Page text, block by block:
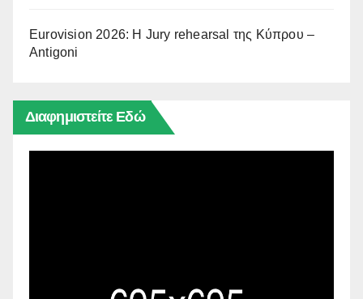
Eurovision 2026: Η Jury rehearsal της Κύπρου –
Antigoni
Διαφημιστείτε Εδώ